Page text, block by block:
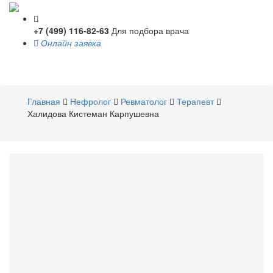
+7 (499) 116-82-63 Для подбора врача
Онлайн заявка
Главная
Нефролог Ревматолог
Терапевт
Халидова Кистеман Карпушевна